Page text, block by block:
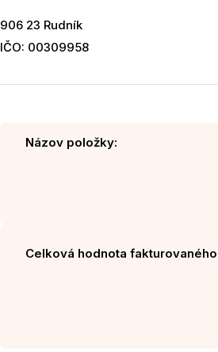
906 23 Rudník
IČO: 00309958
Názov položky:
Celková hodnota